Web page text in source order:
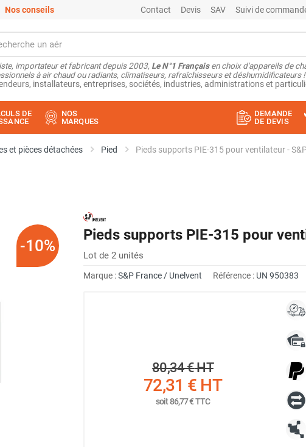
Nos conseils Contact Devis SAV Suivi de
importateur et fabricant depuis 2003, Le N°1 Françaisen choix d'appareils de
à air chaud ou radiants, climatiseurs, rafraîchisseurs et déshumidificateurs
installateurs, entreprises, sociétés, industries, administrations et
DE
NOS
MARQUES
DEMANDE
DE DEVIS
et pièces détachées Pied Pieds supports PIE-315 pour ventilateur -
-10%
Pieds supports PIE-315 pour
Lot de 2 unités
Marque :S&P France / Unelvent Référence : UN 950383
80,34 €HT
72,31 € HT
soit86,77 €TTC